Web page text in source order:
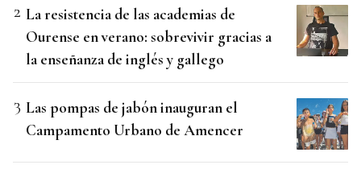
La resistencia de las academias de
Ourense en verano: sobrevivir gracias a
la enseñanza de inglés y gallego
Las pompas de jabón inauguran el
Campamento Urbano de Amencer